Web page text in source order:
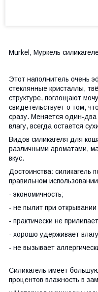
Murkel, Муркель
Этот наполнитель очень
стеклянные кристаллы,
структуре, поглощают
свидетельствует о том,
сразу. Меняется один-два
влагу, всегда остается
Видов силикагеля для
различными ароматами,
вкус.
Достоинства: силикагель
правильном
- экономичность;
- не пылит при
- практически не
- хорошо удерживает
- не вызывает
Силикагель имеет
процентов влажность в